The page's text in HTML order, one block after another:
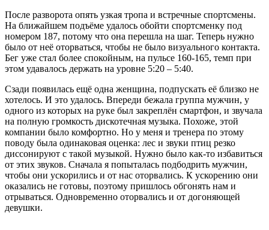
После разворота опять узкая тропа и встречные спортсмены.
На ближайшем подъёме удалось обойти спортсменку под
номером 187, потому что она перешла на шаг. Теперь нужно
было от неё оторваться, чтобы не было визуального контакта.
Бег уже стал более спокойным, на пульсе 160-165, темп при
этом удавалось держать на уровне 5:20 – 5:40.
Сзади появилась ещё одна женщина, подпускать её близко не
хотелось. И это удалось. Впереди бежала группа мужчин, у
одного из которых на руке был закреплён смартфон, и звучала
на полную громкость дискотечная музыка. Похоже, этой
компании было комфортно. Но у меня и тренера по этому
поводу была одинаковая оценка: лес и звуки птиц резко
диссонируют с такой музыкой. Нужно было как-то избавиться
от этих звуков. Сначала я попыталась подбодрить мужчин,
чтобы они ускорились и от нас оторвались. К ускорению они
оказались не готовы, поэтому пришлось обгонять нам и
отрываться. Одновременно оторвались и от догоняющей
девушки.